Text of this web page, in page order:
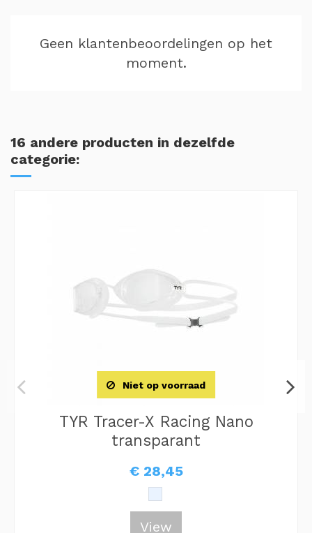
Geen klantenbeoordelingen op het
moment.
16 andere producten in dezelfde
categorie:
Niet op voorraad
TYR Tracer-X Racing Nano
transparant
€ 28,45
View